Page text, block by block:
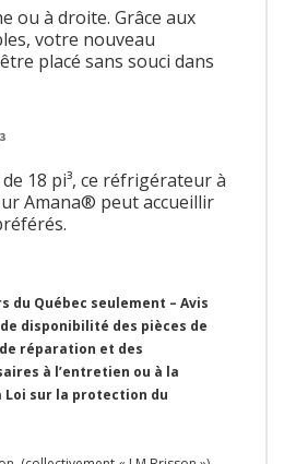
ou à droite. Grâce aux
votre nouveau
placé sans souci dans
18 pi³, ce réfrigérateur à
Amana® peut accueillir
du Québec seulement – Avis
disponibilité des pièces de
réparation et des
à l’entretien ou à la
sur la protection du